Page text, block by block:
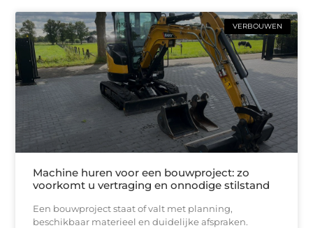
VERBOUWEN
Machine huren voor een bouwproject: zo
voorkomt u vertraging en onnodige stilstand
Een bouwproject staat of valt met planning,
beschikbaar materieel en duidelijke afspraken.